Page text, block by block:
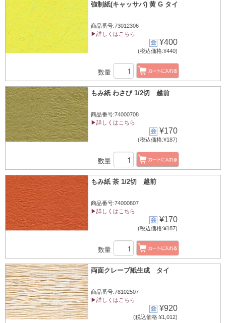
強制紙(キャッサバ) 黄 G タイ
商品番号:73012306
▶詳しくはこちら
¥400
(税込価格:¥440)
数量
もみ紙 わさび 1/2切 越前
商品番号:74000708
▶詳しくはこちら
¥170
(税込価格:¥187)
数量
もみ紙 茶 1/2切 越前
商品番号:74000807
▶詳しくはこちら
¥170
(税込価格:¥187)
数量
両面クレープ紙生成 タイ
商品番号:78102507
▶詳しくはこちら
¥920
(税込価格:¥1,012)